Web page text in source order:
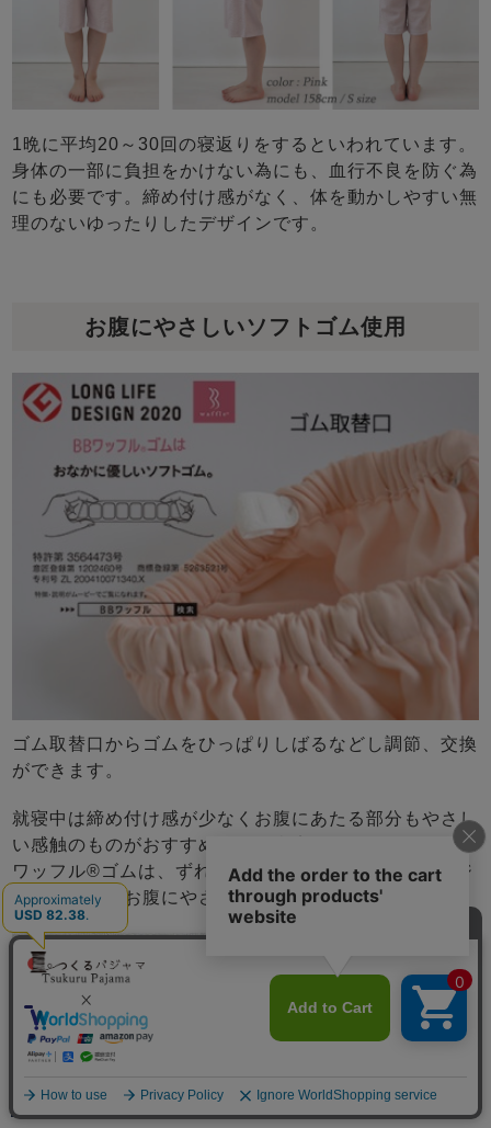
メニュー
1晩に平均20～30回の寝返りをするといわれています。
身体の一部に負担をかけない為にも、血行不良を防ぐ為
にも必要です。締め付け感がなく、体を動かしやすい無
理のないゆったりしたデザインです。
お腹にやさしいソフトゴム使用
ゴム取替口からゴムをひっぱりしばるなどし調節、交換
ができます。
就寝中は締め付け感が少なくお腹にあたる部分もやさし
い感触のものがおすすめです。当店で使用しているBB
ワッフル®ゴムは、ずれにくいのにきつすぎない、パジ
ャマに最適なお腹にやさしいソフトゴムです。
ゴムが折れたり、ひっくり返りにくい
締め付け感がソフト
肌触りが良い